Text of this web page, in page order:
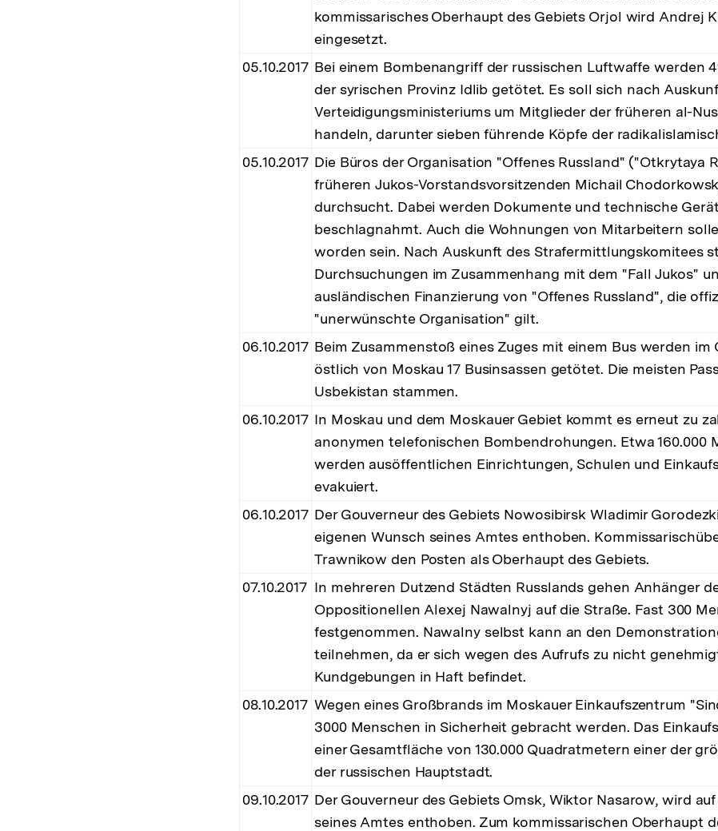
kommissarisches Oberhaupt des Gebiets Orjol wird Andrej
eingesetzt.
05.10.2017 Bei einem Bombenangriff der russischen Luftwaffe werden
der syrischen Provinz Idlib getötet. Es soll sich nach
Verteidigungsministeriums um Mitglieder der früheren al-
handeln, darunter sieben führende Köpfe der
05.10.2017 Die Büros der Organisation "Offenes Russland" ("Otkrytaya
früheren Jukos-Vorstandsvorsitzenden Michail
durchsucht. Dabei werden Dokumente und technische
beschlagnahmt. Auch die Wohnungen von Mitarbeitern
worden sein. Nach Auskunft des Strafermittlungskomitees
Durchsuchungen im Zusammenhang mit dem "Fall Jukos"
ausländischen Finanzierung von "Offenes Russland", die
"unerwünschte Organisation" gilt.
06.10.2017 Beim Zusammenstoß eines Zuges mit einem Bus werden im
östlich von Moskau 17 Businsassen getötet. Die meisten
Usbekistan stammen.
06.10.2017 In Moskau und dem Moskauer Gebiet kommt es erneut zu
anonymen telefonischen Bombendrohungen. Etwa 160.000
werden ausöffentlichen Einrichtungen, Schulen und
evakuiert.
06.10.2017 Der Gouverneur des Gebiets Nowosibirsk Wladimir
eigenen Wunsch seines Amtes enthoben.
Trawnikow den Posten als Oberhaupt des Gebiets.
07.10.2017 In mehreren Dutzend Städten Russlands gehen Anhänger
Oppositionellen Alexej Nawalnyj auf die Straße. Fast 300
festgenommen. Nawalny selbst kann an den
teilnehmen, da er sich wegen des Aufrufs zu nicht
Kundgebungen in Haft befindet.
08.10.2017 Wegen eines Großbrands im Moskauer Einkaufszentrum
3000 Menschen in Sicherheit gebracht werden. Das
einer Gesamtfläche von 130.000 Quadratmetern einer der
der russischen Hauptstadt.
09.10.2017 Der Gouverneur des Gebiets Omsk, Wiktor Nasarow, wird
seines Amtes enthoben. Zum kommissarischen Oberhaupt